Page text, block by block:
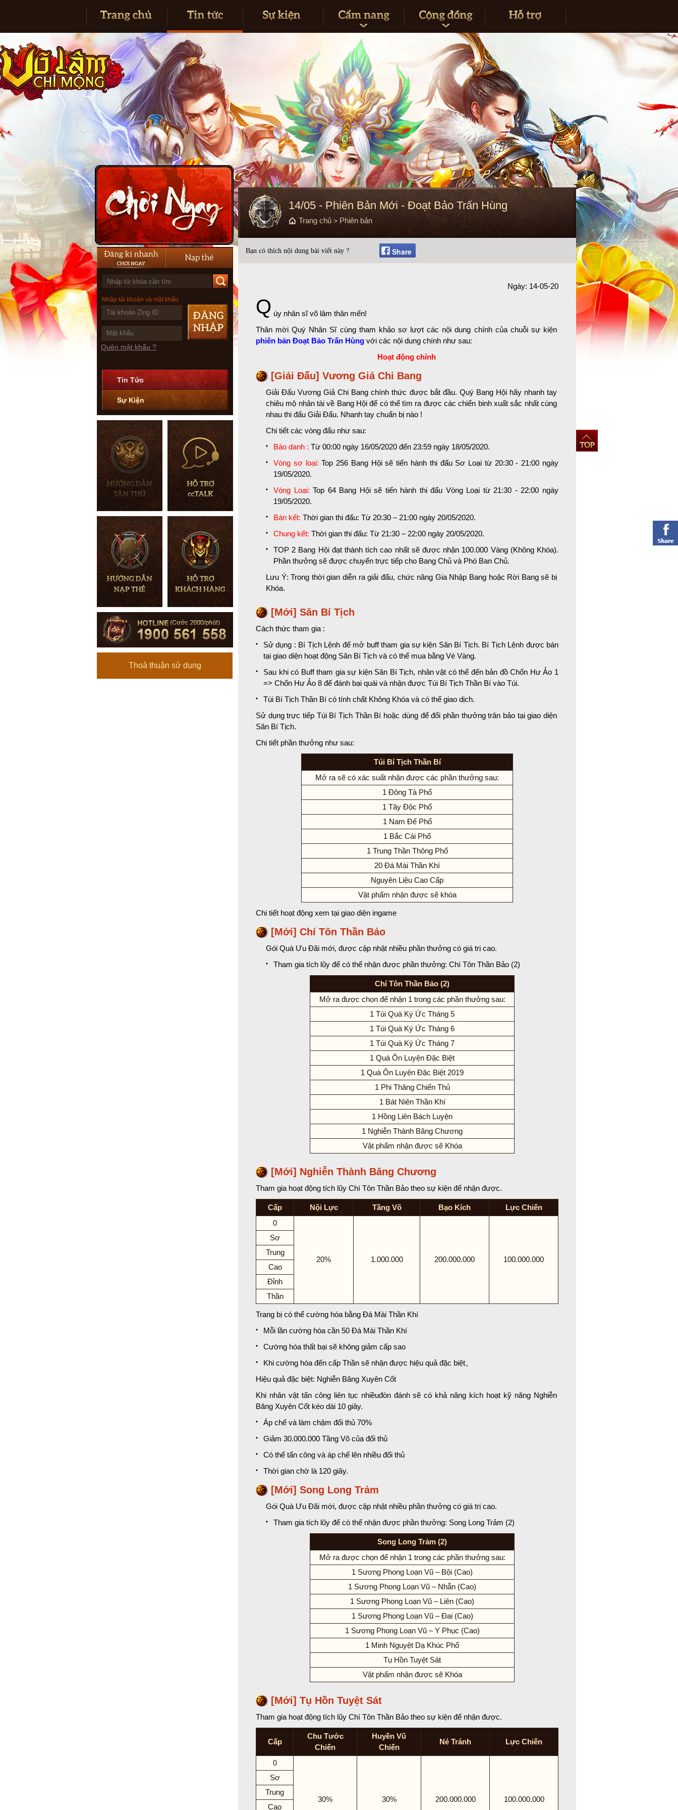
Nhập tài khoản và mật khẩu
Quên mật khẩu ?
Tin Tức
Sự Kiện
Thoả thuận sử dụng
14/05 - Phiên Bản Mới - Đoạt Bảo Trấn Hùng
Trang chủ > Phiên bản
Bạn có thích nội dung bài viết này ? Share
Ngày: 14-05-20
Q úy nhân sĩ võ lâm thân mến!
Thân mời Quý Nhân Sĩ cùng tham khảo sơ lượt các nội dung chính của chuỗi sự kiện
phiên bản Đoạt Bảo Trấn Hùng với các nội dung chính như sau:
Hoạt động chính
[Giải Đấu] Vương Giả Chi Bang
Giải Đấu Vương Giả Chi Bang chính thức được bắt đầu. Quý Bang Hội hãy nhanh tay
chiêu mộ nhân tài về Bang Hội để có thể tìm ra được các chiến binh xuất sắc nhất cùng
nhau thi đấu Giải Đấu. Nhanh tay chuẩn bị nào !
Chi tiết các vòng đấu như sau:
Báo danh : Từ 00:00 ngày 16/05/2020 đến 23:59 ngày 18/05/2020.
Vòng sơ loại: Top 256 Bang Hội sẽ tiến hành thi đấu Sơ Loại từ 20:30 - 21:00 ngày
19/05/2020.
Vòng Loại: Top 64 Bang Hội sẽ tiến hành thi đấu Vòng Loại từ 21:30 - 22:00 ngày
19/05/2020.
Bán kết: Thời gian thi đấu: Từ 20:30 – 21:00 ngày 20/05/2020.
Chung kết: Thời gian thi đấu: Từ 21:30 – 22:00 ngày 20/05/2020.
TOP 2 Bang Hội đạt thành tích cao nhất sẽ được nhận 100.000 Vàng (Không Khóa).
Phần thưởng sẽ được chuyển trực tiếp cho Bang Chủ và Phó Ban Chủ.
Lưu Ý: Trong thời gian diễn ra giải đấu, chức năng Gia Nhập Bang hoặc Rời Bang sẽ bị
Khóa.
[Mới] Săn Bí Tịch
Cách thức tham gia :
Sử dụng : Bí Tịch Lệnh để mở buff tham gia sự kiện Săn Bí Tịch. Bí Tịch Lệnh được bán
tại giao diện hoạt động Săn Bí Tịch và có thể mua bằng Vé Vàng.
Sau khi có Buff tham gia sự kiện Săn Bí Tịch, nhân vật có thể đến bản đồ Chốn Hư Ảo 1
=> Chốn Hư Ảo 8 để đánh bại quái và nhận được Túi Bí Tịch Thần Bí vào Túi.
Túi Bí Tịch Thần Bí có tính chất Không Khóa và có thể giao dịch.
Sử dụng trực tiếp Túi Bí Tịch Thần Bí hoặc dùng để đổi phần thưởng trân bảo tại giao diện
Săn Bí Tịch.
Chi tiết phần thưởng như sau:
Túi Bí Tịch Thần Bí
Mở ra sẽ có xác suất nhận được các phần thưởng sau:
1 Đông Tà Phổ
1 Tây Độc Phổ
1 Nam Đế Phổ
1 Bắc Cái Phổ
1 Trung Thần Thông Phổ
20 Đá Mài Thần Khí
Nguyên Liệu Cao Cấp
Vật phẩm nhận được sẽ khóa
Chi tiết hoạt động xem tại giao diện ingame
[Mới] Chí Tôn Thần Bảo
Gói Quà Ưu Đãi mới, được cập nhật nhiều phần thưởng có giá trị cao.
Tham gia tích lũy để có thể nhận được phần thưởng: Chí Tôn Thần Bảo (2)
Chí Tôn Thần Bảo (2)
Mở ra được chọn để nhận 1 trong các phần thưởng sau:
1 Túi Quà Ký Ức Tháng 5
1 Túi Quà Ký Ức Tháng 6
1 Túi Quà Ký Ức Tháng 7
1 Quà Ôn Luyện Đặc Biệt
1 Quà Ôn Luyện Đặc Biệt 2019
1 Phi Thăng Chiến Thủ
1 Bát Niên Thần Khí
1 Hồng Liên Bách Luyện
1 Nghiễn Thành Băng Chương
Vật phẩm nhận được sẽ Khóa
[Mới] Nghiễn Thành Băng Chương
Tham gia hoạt động tích lũy Chí Tôn Thần Bảo theo sự kiện để nhận được.
Cấp Nội Lực Tầng Võ Bạo Kích
Lực Chiến
0
20% 1.000.000 200.000.000 100.000.000
Sơ
Trung
Cao
Đỉnh
Thần
Trang bị có thể cường hóa bằng Đá Mài Thần Khí
Mỗi lần cường hóa cần 50 Đá Mài Thần Khí
Cường hóa thất bại sẽ không giảm cấp sao
Khi cường hóa đến cấp Thần sẽ nhận được hiệu quả đặc biệt。
Hiệu quả đặc biệt: Nghiễn Băng Xuyên Cốt
Khi nhân vật tấn công liên tục nhiềuđòn đánh sẽ có khả năng kích hoạt kỹ năng Nghiễn
Băng Xuyên Cốt kéo dài 10 giây.
Áp chế và làm chậm đối thủ 70%
Giảm 30.000.000 Tầng Võ của đối thủ
Có thể tấn công và áp chế lên nhiều đối thủ
Thời gian chờ là 120 giây.
[Mới] Song Long Trảm
Gói Quà Ưu Đãi mới, được cập nhật nhiều phần thưởng có giá trị cao.
Tham gia tích lũy để có thể nhận được phần thưởng: Song Long Trảm (2)
Song Long Trảm (2)
Mở ra được chọn để nhận 1 trong các phần thưởng sau:
1 Sương Phong Loạn Vũ – Bội (Cao)
1 Sương Phong Loạn Vũ – Nhẫn (Cao)
1 Sương Phong Loạn Vũ – Liên (Cao)
1 Sương Phong Loạn Vũ – Đai (Cao)
1 Sương Phong Loạn Vũ – Y Phục (Cao)
1 Minh Nguyệt Dạ Khúc Phổ
Tụ Hồn Tuyệt Sát
Vật phẩm nhận được sẽ Khóa
[Mới] Tụ Hồn Tuyệt Sát
Tham gia hoạt động tích lũy Chí Tôn Thần Bảo theo sự kiện để nhận được.
Cấp
Chu Tước
Chiến
Huyền Vũ
Chiến
Né Tránh Lực Chiến
0
30% 30% 200.000.000 100.000.000
Sơ
Trung
Cao